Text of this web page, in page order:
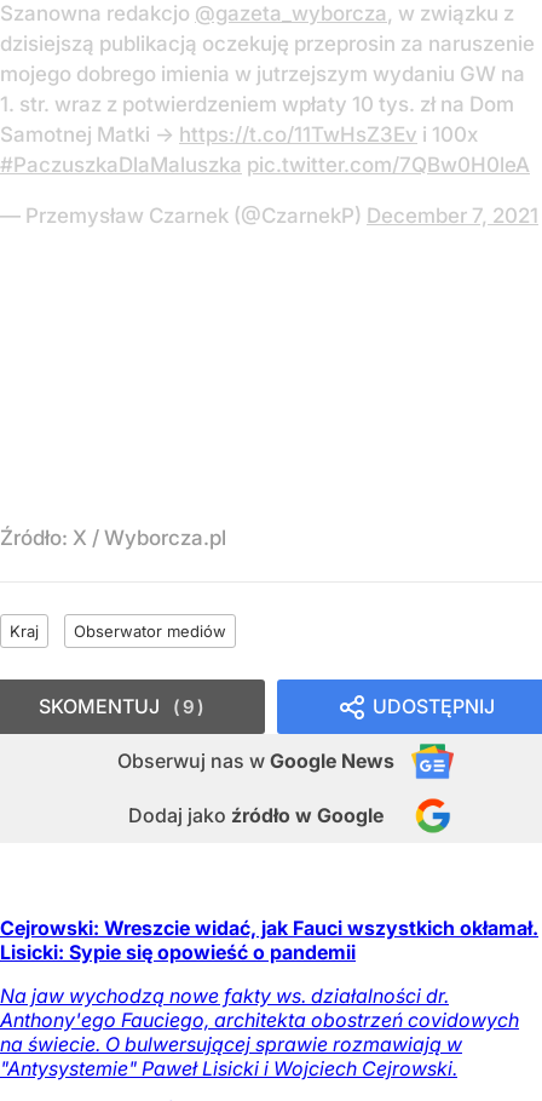
Szanowna redakcjo @gazeta_wyborcza, w związku z
dzisiejszą publikacją oczekuję przeprosin za naruszenie
mojego dobrego imienia w jutrzejszym wydaniu GW na
1. str. wraz z potwierdzeniem wpłaty 10 tys. zł na Dom
Samotnej Matki -> https://t.co/11TwHsZ3Ev i 100x
#PaczuszkaDlaMaluszka pic.twitter.com/7QBw0H0leA
— Przemysław Czarnek (@CzarnekP) December 7, 2021
Źródło: X / Wyborcza.pl
Kraj Obserwator mediów
UDOSTĘPNIJ
Obserwuj nas w Google News
Dodaj jako źródło w Google
SKOMENTUJ 9
Cejrowski: Wreszcie widać, jak Fauci wszystkich okłamał.
Lisicki: Sypie się opowieść o pandemii
Na jaw wychodzą nowe fakty ws. działalności dr.
Anthony'ego Fauciego, architekta obostrzeń covidowych
na świecie. O bulwersującej sprawie rozmawiają w
"Antysystemie" Paweł Lisicki i Wojciech Cejrowski.